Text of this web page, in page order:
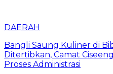
DAERAH
Bangli Saung Kuliner di
Ditertibkan, Camat
Proses Administrasi